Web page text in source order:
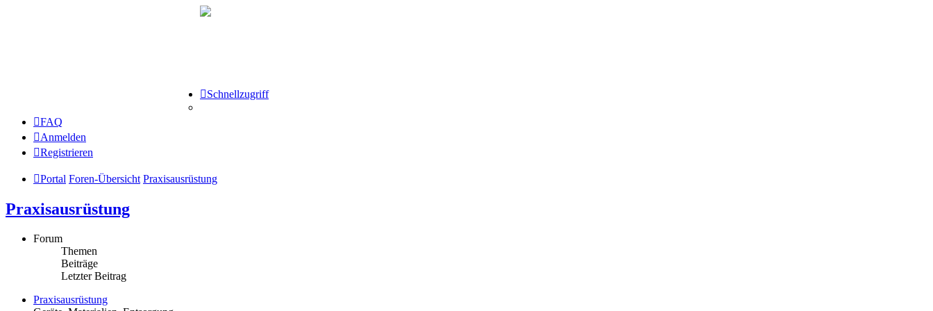
Schnellzugriff
FAQ
Anmelden
Registrieren
Portal Foren-Übersicht Praxisausrüstung
Praxisausrüstung
Forum
Themen
Beiträge
Letzter Beitrag
Praxisausrüstung